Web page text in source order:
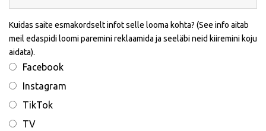
Kuidas saite esmakordselt infot selle looma kohta? (See info aitab
meil edaspidi loomi paremini reklaamida ja seeläbi neid kiiremini koju
aidata).
Facebook
Instagram
TikTok
TV